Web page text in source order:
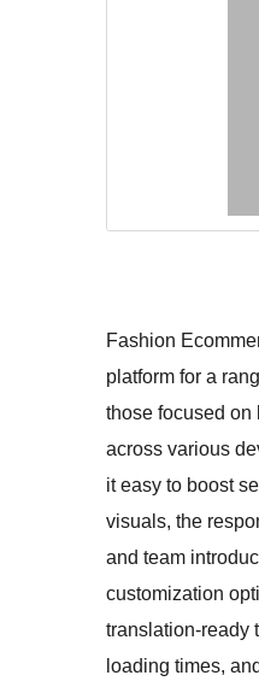
Fashion
platform for a
those focused
across various
it easy to boost
visuals, the
and team
customization
translation-ready
loading times,